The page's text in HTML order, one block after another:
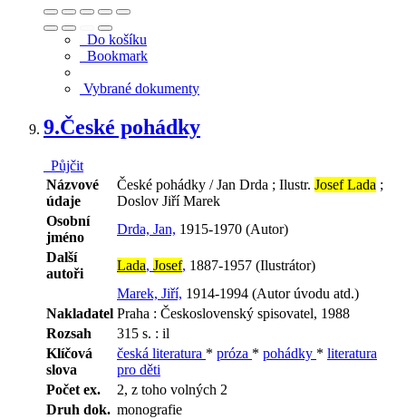
Do košíku
Bookmark
Vybrané dokumenty
9.České pohádky
Půjčit
Názvové
údaje
České pohádky / Jan Drda ; Ilustr. Josef Lada ;
Doslov Jiří Marek
Osobní
jméno
Drda, Jan, 1915-1970 (Autor)
Další
autoři
Lada, Josef, 1887-1957 (Ilustrátor)
Marek, Jiří, 1914-1994 (Autor úvodu atd.)
Nakladatel Praha : Československý spisovatel, 1988
Rozsah
315 s. : il
Klíčová
slova
česká literatura * próza * pohádky * literatura
pro děti
Počet ex.
2, z toho volných 2
Druh dok. monografie